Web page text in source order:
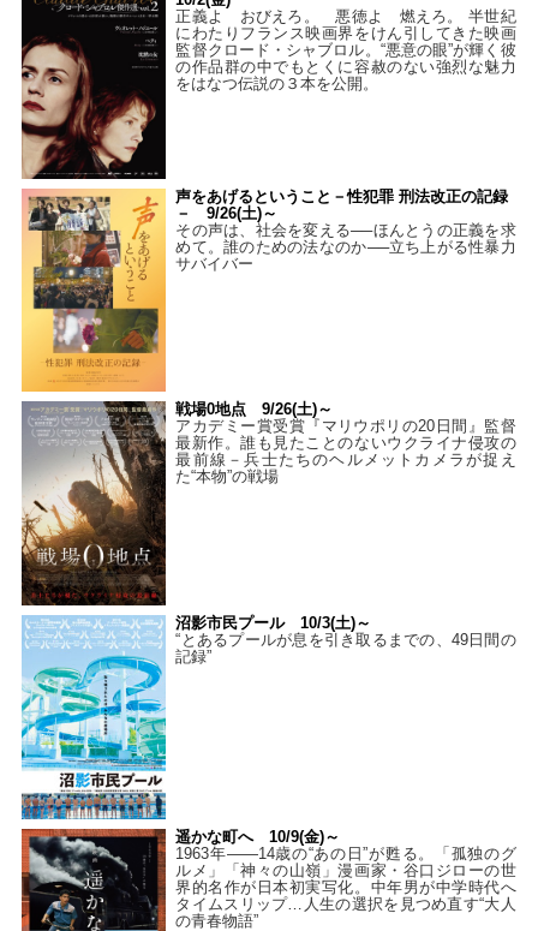
正義よ おびえろ。 悪徳よ 燃えろ。 半世紀
にわたりフランス映画界をけん引してきた映画
監督クロード・シャブロル。“悪意の眼”が輝く彼
の作品群の中でもとくに容赦のない強烈な魅力
をはなつ伝説の３本を公開。
声をあげるということ－性犯罪 刑法改正の記録
－ 9/26(土)～
その声は、社会を変える──ほんとうの正義を求
めて。誰のための法なのか──立ち上がる性暴力
サバイバー
戦場0地点 9/26(土)～
アカデミー賞受賞『マリウポリの20日間』監督
最新作。誰も見たことのないウクライナ侵攻の
最前線－兵士たちのヘルメットカメラが捉え
た“本物”の戦場
沼影市民プール 10/3(土)～
“とあるプールが息を引き取るまでの、49日間の
記録”
遥かな町へ 10/9(金)～
1963年――14歳の“あの日”が甦る。「孤独のグ
ルメ」「神々の山嶺」漫画家・谷口ジローの世
界的名作が日本初実写化。中年男が中学時代へ
タイムスリップ…人生の選択を見つめ直す“大人
の青春物語”